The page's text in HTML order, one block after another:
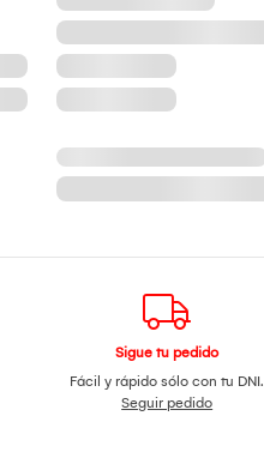
Sigue tu pedido
Fácil y rápido sólo con tu DNI.
Seguir pedido